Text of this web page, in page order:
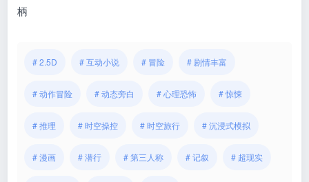
柄
# 2.5D # 互动小说 # 冒险 # 剧情丰富
# 动作冒险 # 动态旁白 # 心理恐怖 # 惊悚
# 推理 # 时空操控 # 时空旅行 # 沉浸式模拟
# 漫画 # 潜行 # 第三人称 # 记叙 # 超现实